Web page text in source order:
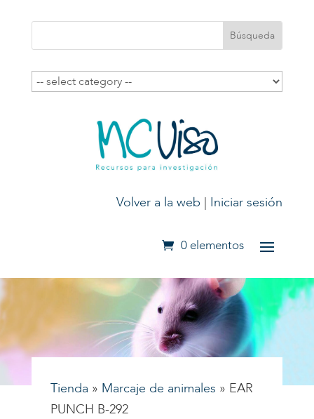
Volver a la web | Iniciar sesión
0 elementos
Tienda » Marcaje de animales » EAR
PUNCH B-292